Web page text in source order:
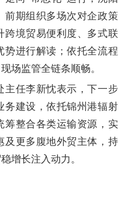
前期组织多场次对企政策
跨境贸易便利度、多式联
势进行解读；依托全流程
场监管全链条顺畅。
任李新忱表示，下一步
务建设，依托锦州港辐射
筹整合各类运输资源，实
及更多腹地外贸主体，持
增长注入动力。